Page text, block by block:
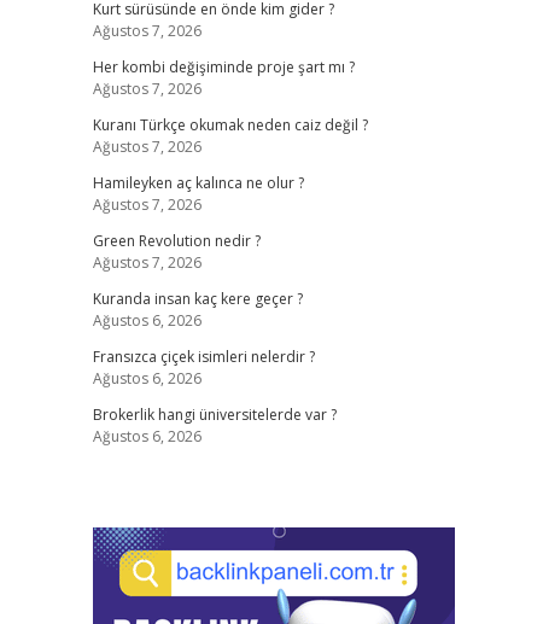
Kurt sürüsünde en önde kim gider ?
Ağustos 7, 2026
Her kombi değişiminde proje şart mı ?
Ağustos 7, 2026
Kuranı Türkçe okumak neden caiz değil ?
Ağustos 7, 2026
Hamileyken aç kalınca ne olur ?
Ağustos 7, 2026
Green Revolution nedir ?
Ağustos 7, 2026
Kuranda insan kaç kere geçer ?
Ağustos 6, 2026
Fransızca çiçek isimleri nelerdir ?
Ağustos 6, 2026
Brokerlik hangi üniversitelerde var ?
Ağustos 6, 2026